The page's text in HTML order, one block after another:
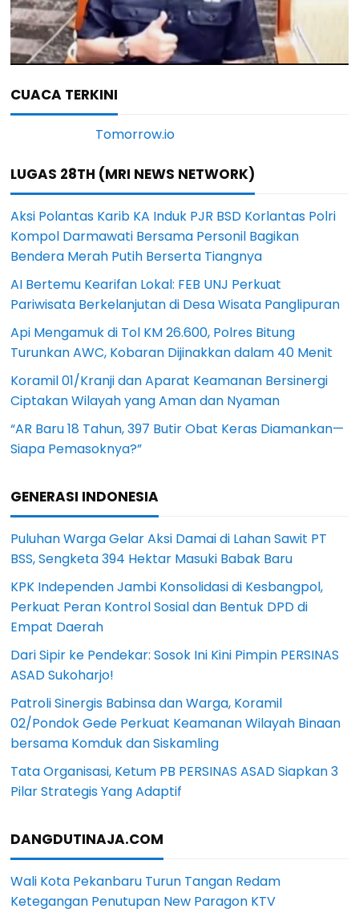
CUACA TERKINI
LUGAS 28TH (MRI NEWS NETWORK)
Aksi Polantas Karib KA Induk PJR BSD Korlantas Polri
Kompol Darmawati Bersama Personil Bagikan
Bendera Merah Putih Berserta Tiangnya
AI Bertemu Kearifan Lokal: FEB UNJ Perkuat
Pariwisata Berkelanjutan di Desa Wisata Panglipuran
Api Mengamuk di Tol KM 26.600, Polres Bitung
Turunkan AWC, Kobaran Dijinakkan dalam 40 Menit
Koramil 01/Kranji dan Aparat Keamanan Bersinergi
Ciptakan Wilayah yang Aman dan Nyaman
“AR Baru 18 Tahun, 397 Butir Obat Keras Diamankan—
Siapa Pemasoknya?”
GENERASI INDONESIA
Puluhan Warga Gelar Aksi Damai di Lahan Sawit PT
BSS, Sengketa 394 Hektar Masuki Babak Baru
KPK Independen Jambi Konsolidasi di Kesbangpol,
Perkuat Peran Kontrol Sosial dan Bentuk DPD di
Empat Daerah
Dari Sipir ke Pendekar: Sosok Ini Kini Pimpin PERSINAS
ASAD Sukoharjo!
Patroli Sinergis Babinsa dan Warga, Koramil
02/Pondok Gede Perkuat Keamanan Wilayah Binaan
bersama Komduk dan Siskamling
Tata Organisasi, Ketum PB PERSINAS ASAD Siapkan 3
Pilar Strategis Yang Adaptif
DANGDUTINAJA.COM
Wali Kota Pekanbaru Turun Tangan Redam
Ketegangan Penutupan New Paragon KTV